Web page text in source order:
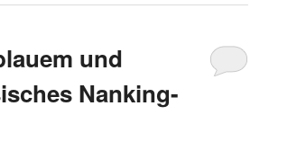
und
Nanking-